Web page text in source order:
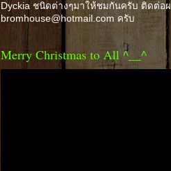
Dyckia ชนิดต่างๆมาให้ชมกันครับ ติดต่อ
bromhouse@hotmail.com ครับ
Merry Christmas to All ^__^